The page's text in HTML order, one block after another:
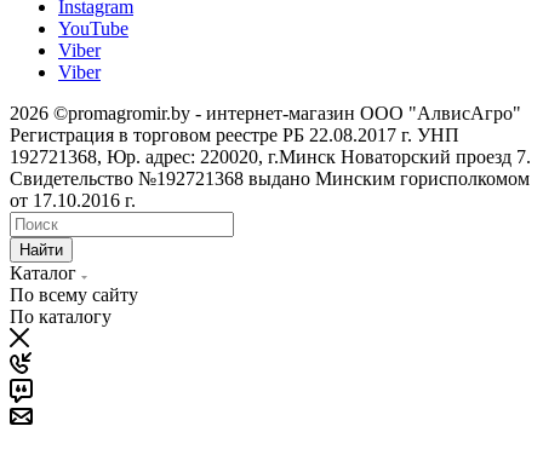
Instagram
YouTube
Viber
Viber
2026 ©promagromir.by - интернет-магазин ООО "АлвисАгро"
Регистрация в торговом реестре РБ 22.08.2017 г. УНП
192721368, Юр. адрес: 220020, г.Минск Новаторский проезд 7.
Свидетельство №192721368 выдано Минским горисполкомом
от 17.10.2016 г.
Найти
Каталог
По всему сайту
По каталогу